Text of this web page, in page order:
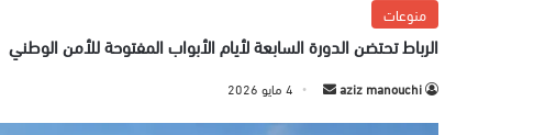
منوعات
الرباط تحتضن الدورة السابعة لأيام الأبواب المفتوحة للأمن الوطني
aziz manouchi 4 مايو 2026